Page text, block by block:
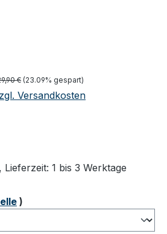
Preis:
€ (23.09% gespart)
Versandkosten
von 5 von 5 Sternen
1 bis 3 Werktage
)